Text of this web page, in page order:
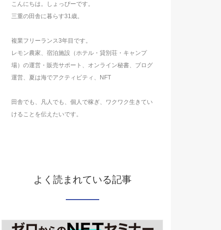
こんにちは。しょっぴーです。
三重の田舎に暮らす31歳。
複業フリーランス3年目です。
レモン農家、宿泊施設（ホテル・貸別荘・キャンプ
場）の運営・販売サポート、オンライン秘書、ブログ
運営、夏は海でアクティビティ、NFT
田舎でも、凡人でも、個人で稼ぎ、ワクワク生きてい
けることを伝えたいです。
よく読まれている記事